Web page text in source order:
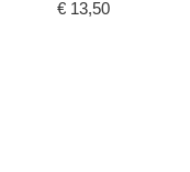
€ 13,50